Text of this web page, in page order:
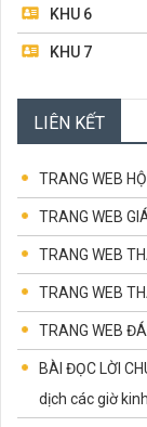
KHU 6
KHU 7
BAN MỤC VỤ
BAN TRẬT TỰ
LIÊN KẾT
TRANG WEB
TRANG WEB
TRANG WEB
TRANG WEB
TRANG WEB
BÀI ĐỌC LỜI
dịch các giờ